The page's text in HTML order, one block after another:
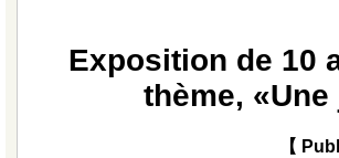
Exposition de 10
thème,
【